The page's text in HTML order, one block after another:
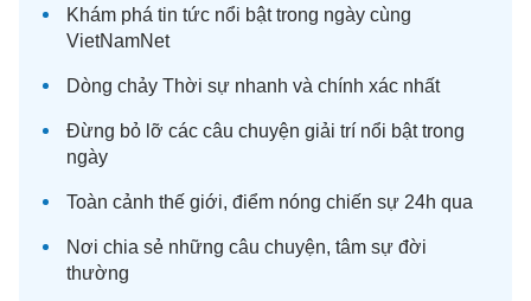
Khám phá tin tức nổi bật trong ngày cùng
VietNamNet
Dòng chảy Thời sự nhanh và chính xác nhất
Đừng bỏ lỡ các câu chuyện giải trí nổi bật trong
ngày
Toàn cảnh thế giới, điểm nóng chiến sự 24h qua
Nơi chia sẻ những câu chuyện, tâm sự đời
thường